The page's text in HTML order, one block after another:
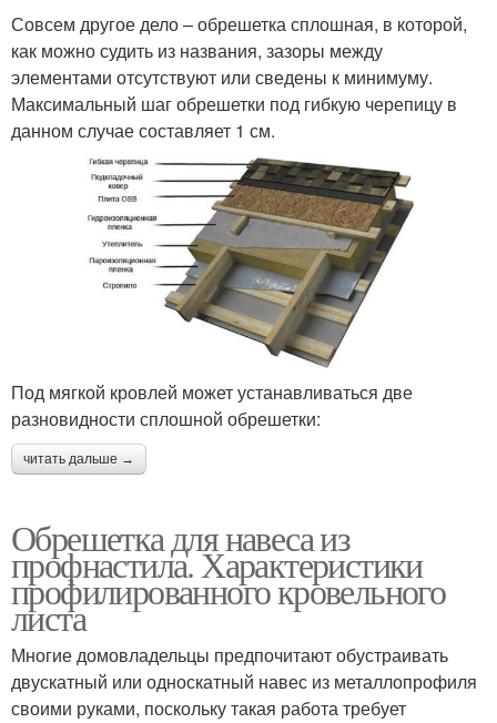
Совсем другое дело – обрешетка сплошная, в которой,
как можно судить из названия, зазоры между
элементами отсутствуют или сведены к минимуму.
Максимальный шаг обрешетки под гибкую черепицу в
данном случае составляет 1 см.
Под мягкой кровлей может устанавливаться две
разновидности сплошной обрешетки:
читать дальше →
Обрешетка для навеса из
профнастила. Характеристики
профилированного кровельного
листа
Многие домовладельцы предпочитают обустраивать
двускатный или односкатный навес из металлопрофиля
своими руками, поскольку такая работа требует